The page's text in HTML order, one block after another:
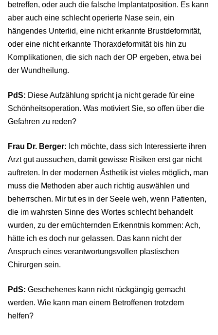
betreffen, oder auch die falsche Implantatposition. Es kann
aber auch eine schlecht operierte Nase sein, ein
hängendes Unterlid, eine nicht erkannte Brustdeformität,
oder eine nicht erkannte Thoraxdeformität bis hin zu
Komplikationen, die sich nach der OP ergeben, etwa bei
der Wundheilung.
PdS: Diese Aufzählung spricht ja nicht gerade für eine
Schönheitsoperation. Was motiviert Sie, so offen über die
Gefahren zu reden?
Frau Dr. Berger: Ich möchte, dass sich Interessierte ihren
Arzt gut aussuchen, damit gewisse Risiken erst gar nicht
auftreten. In der modernen Ästhetik ist vieles möglich, man
muss die Methoden aber auch richtig auswählen und
beherrschen. Mir tut es in der Seele weh, wenn Patienten,
die im wahrsten Sinne des Wortes schlecht behandelt
wurden, zu der ernüchternden Erkenntnis kommen: Ach,
hätte ich es doch nur gelassen. Das kann nicht der
Anspruch eines verantwortungsvollen plastischen
Chirurgen sein.
PdS: Geschehenes kann nicht rückgängig gemacht
werden. Wie kann man einem Betroffenen trotzdem
helfen?